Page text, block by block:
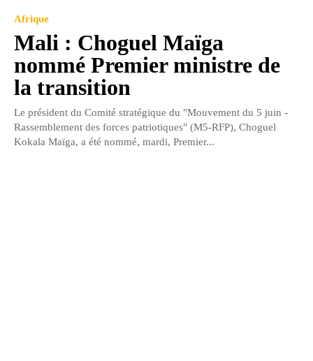
Afrique
Mali : Choguel Maïga
nommé Premier ministre de
la transition
Le président du Comité stratégique du "Mouvement du 5 juin -
Rassemblement des forces patriotiques" (M5-RFP), Choguel
Kokala Maïga, a été nommé, mardi, Premier...